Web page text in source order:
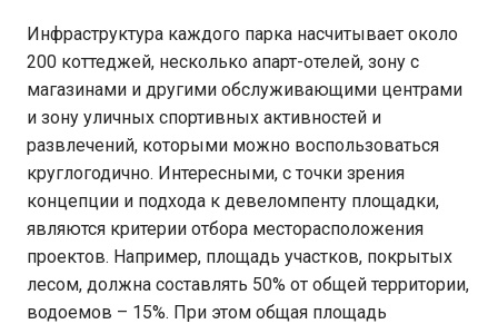
Инфраструктура каждого парка насчитывает около
200 коттеджей, несколько апарт-отелей, зону с
магазинами и другими обслуживающими центрами
и зону уличных спортивных активностей и
развлечений, которыми можно воспользоваться
круглогодично. Интересными, с точки зрения
концепции и подхода к девеломпенту площадки,
являются критерии отбора месторасположения
проектов. Например, площадь участков, покрытых
лесом, должна составлять 50% от общей территории,
водоемов – 15%. При этом общая площадь